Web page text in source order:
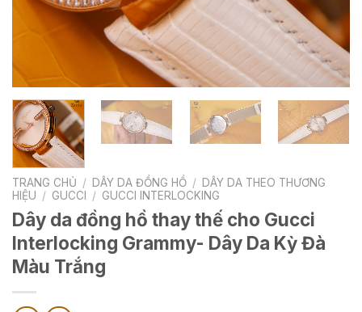
TRANG CHỦ / DÂY DA ĐỒNG HỒ / DÂY DA THEO THƯƠNG
HIỆU / GUCCI / GUCCI INTERLOCKING
Dây da đồng hồ thay thế cho Gucci
Interlocking Grammy- Dây Da Kỳ Đà
Màu Trắng